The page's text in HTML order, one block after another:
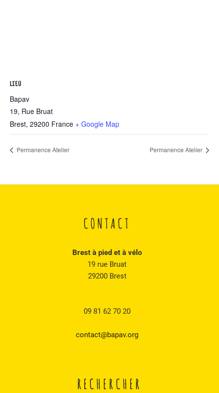
LIEU
Bapav
19, Rue Bruat
Brest, 29200 France + Google Map
Permanence Atelier Permanence Atelier
CONTACT
Brest à pied et à vélo
19 rue Bruat
29200 Brest
09 81 62 70 20
contact@bapav.org
RECHERCHER